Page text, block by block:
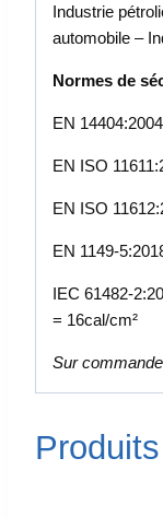
Industrie
automobile –
Normes de
EN
EN ISO
EN ISO
EN 1149-
IEC 61482-
= 16cal/cm²
Sur